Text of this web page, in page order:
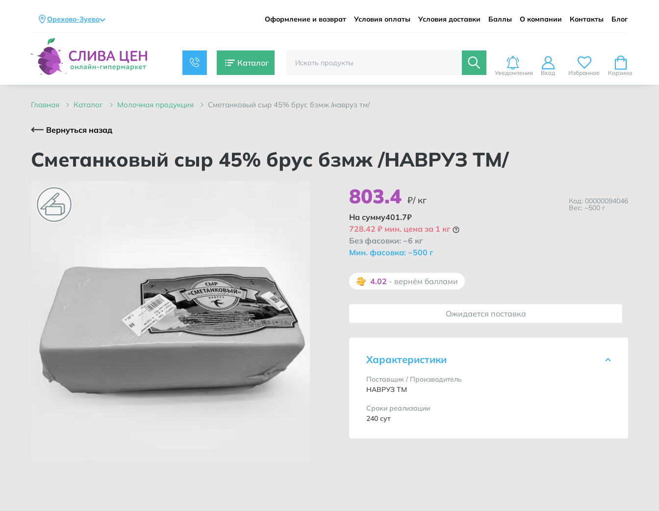
Орехово-Зуево Оформление и возврат Условия оплаты Условия доставки Баллы О компании Контакты Блог
Каталог
Уведомления Вход Избранное Корзина
главная каталог молочная продукция сметанковый сыр 45% брус бзмж /навруз тм/
Вернуться назад
Сметанковый сыр 45% брус бзмж /НАВРУЗ ТМ/
803.4 ₽/ кг Код: 00000094046
Вес: ~500 г
На сумму401.7₽
728.42 ₽ мин. цена за 1 кг
Без фасовки: ~6 кг
Мин. фасовка: ~500 г
4.02 - вернём баллами
Ожидается поставка
Характеристики
Поставщик / Производитель
НАВРУЗ ТМ
Сроки реализации
240 сут